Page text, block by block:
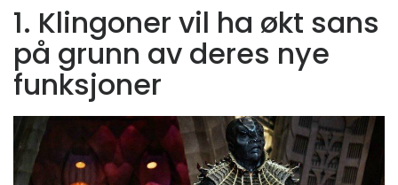
1. Klingoner vil ha økt sans
på grunn av deres nye
funksjoner